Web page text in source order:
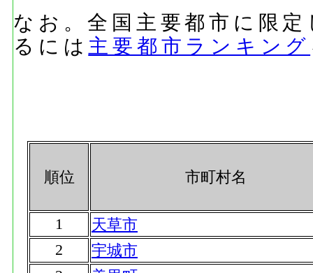
なお。全国主要都市に限
るには 主要都市ランキング
順位 市町村名
1
天草市
2
宇城市